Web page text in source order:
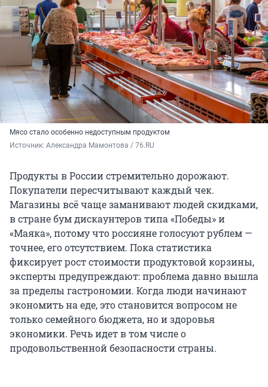
Мясо стало особенно недоступным продуктом
Источник: Александра Мамонтова / 76.RU
Продукты в России стремительно дорожают.
Покупатели пересчитывают каждый чек.
Магазины всё чаще заманивают людей скидками,
в стране бум дискаунтеров типа «Победы» и
«Маяка», потому что россияне голосуют рублем —
точнее, его отсутствием. Пока статистика
фиксирует рост стоимости продуктовой корзины,
эксперты предупреждают: проблема давно вышла
за пределы гастрономии. Когда люди начинают
экономить на еде, это становится вопросом не
только семейного бюджета, но и здоровья
экономики. Речь идет в том числе о
продовольственной безопасности страны.